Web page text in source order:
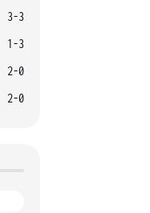
3-3
1-3
2-0
2-0